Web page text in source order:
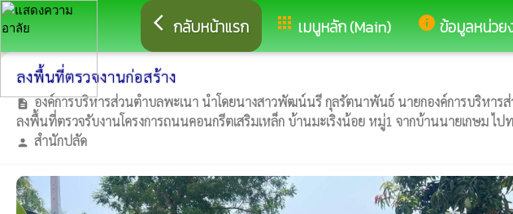
arrow_back_ios กลับหน้าแรก apps เมนูหลัก (Main) info ข้อมูลหน่วย
ลงพื้นที่ตรวจงานก่อสร้าง
description องค์การบริหารส่วนตำบลพะเนา นำโดยนางสาวพัฒน์นรี กุลรัตนาพันธ์ นายกองค์การบริหา
ลงพื้นที่ตรวจรับงานโครงการถนนคอนกรีตเสริมเหล็ก บ้านมะเริงน้อย หมู่1 จากบ้านนายเกษม
person สำนักปลัด